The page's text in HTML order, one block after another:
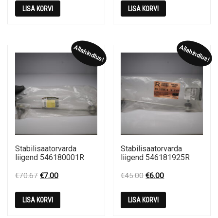
was:
€36.60.€5.00.
LISA KORVI
was:
€55.00.€5.00.
LISA KORVI
Allahindlus!
Stabilisaatorvarda
liigend 546180001R
€70.67 Original
was:
€70.67.
€7.00Current
€7.00.
LISA KORVI
Allahindlus!
Stabilisaatorvarda
liigend 546181925R
€45.00 Original
was:
€45.00.
€6.00Current
€6.00.
LISA KORVI